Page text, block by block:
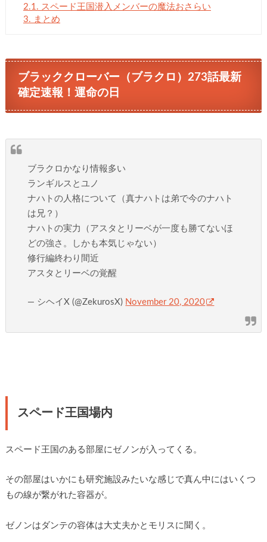
2.1. スペード王国潜入メンバーの魔法おさらい
3. まとめ
ブラッククローバー（ブラクロ）273話最新
確定速報！運命の日
ブラクロかなり情報多い
ランギルスとユノ
ナハトの人格について（真ナハトは弟で今のナハト
は兄？）
ナハトの実力（アスタとリーベが一度も勝てないほ
どの強さ。しかも本気じゃない）
修行編終わり間近
アスタとリーベの覚醒
— シヘイX (@ZekurosX) November 20, 2020
スペード王国場内
スペード王国のある部屋にゼノンが入ってくる。
その部屋はいかにも研究施設みたいな感じで真ん中にはいくつ
もの線が繋がれた容器が。
ゼノンはダンテの容体は大丈夫かとモリスに聞く。